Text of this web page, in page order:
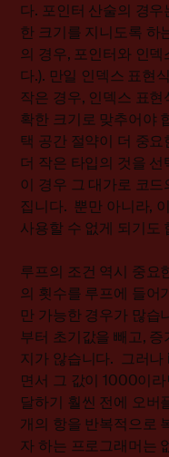
다. 포인터 산술의 경
한 크기를 지니도록 하
의 경우, 포인터와 인
다.). 만일 인덱스 표현
작은 경우, 인덱스 표
확한 크기로 맞추어야
택 공간 절약이 더 중
더 작은 타입의 것을
이 경우 그 대가로 코
집니다. 뿐만 아니라,
사용할 수 없게 되기도
루프의 조건 역시 중요
의 횟수를 루프에 들어
만 가능한 경우가 많습
부터 초기값을 빼고,
지가 않습니다. 그러
면서 그 값이 1000이
달하기 훨씬 전에 오버
개의 항을 반복적으로
자 하는 프로그래머는